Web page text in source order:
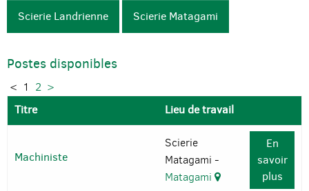
Scierie Landrienne Scierie Matagami
Postes disponibles
< 1 2 >
Titre
Lieu de travail
Machiniste
Scierie
Matagami -
Matagami
En
savoir
plus